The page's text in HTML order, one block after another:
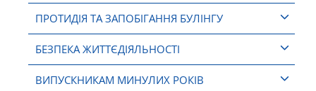
ПРОТИДІЯ ТА ЗАПОБІГАННЯ БУЛІНГУ
БЕЗПЕКА ЖИТТЄДІЯЛЬНОСТІ
ВИПУСКНИКАМ МИНУЛИХ РОКІВ